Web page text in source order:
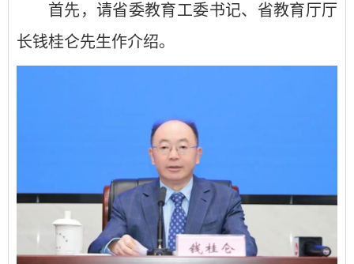
首先，请省委教育工委书记、省教育厅厅
长钱桂仑先生作介绍。